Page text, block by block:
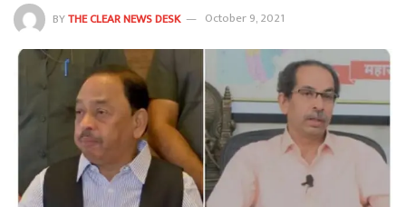
BYTHE CLEAR NEWS DESK October 9, 2021